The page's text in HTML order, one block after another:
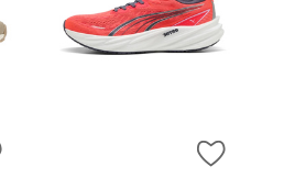
ZUR WUNSCHLISTE HINZUFÜGEN
ZUR